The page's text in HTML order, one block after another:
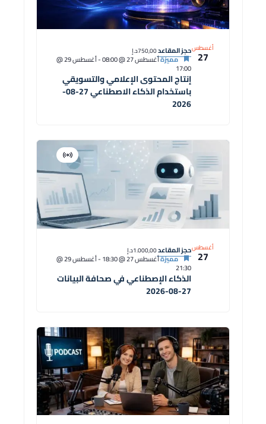
أغسطس
27
إنتاج المحتوى الإعلامي والتسويقي
باستخدام الذكاء الاصطناعي 27-08-
2026
مميزةأغسطس 27 @ 08:00 - أغسطس 29 @
17:00
حجز المقاعد750,00د.إ
أغسطس
27
الذكاء الإصطناعي في صحافة البيانات
27-08-2026
افتراضية
دورة
مميزةأغسطس 27 @ 18:30 - أغسطس 29 @
21:30
حجز المقاعد1.000,00د.إ